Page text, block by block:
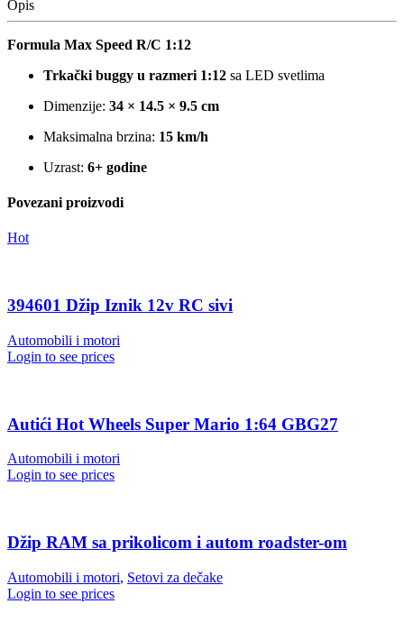
Opis
Formula Max Speed R/C 1:12
Trkački buggy u razmeri 1:12 sa LED svetlima
Dimenzije: 34 × 14.5 × 9.5 cm
Maksimalna brzina: 15 km/h
Uzrast: 6+ godine
Povezani proizvodi
Hot
394601 Džip Iznik 12v RC sivi
Automobili i motori
Login to see prices
Autići Hot Wheels Super Mario 1:64 GBG27
Automobili i motori
Login to see prices
Džip RAM sa prikolicom i autom roadster-om
Automobili i motori, Setovi za dečake
Login to see prices